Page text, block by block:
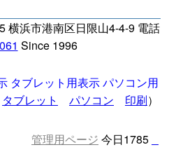
横浜市港南区日限山4-4-9 電話
Since 1996
タブレット用表示パソコン用
タブレット パソコン 印刷）
管理用ページ 今日1785